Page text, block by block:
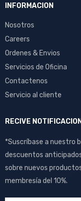
INFORMACION
Nosotros
Careers
Ordenes & Envios
Servicios de Oficina
Contactenos
Servicio al cliente
RECIVE
*Suscríbase a nuestro
descuentos
sobre nuevos
membresía del 10%.